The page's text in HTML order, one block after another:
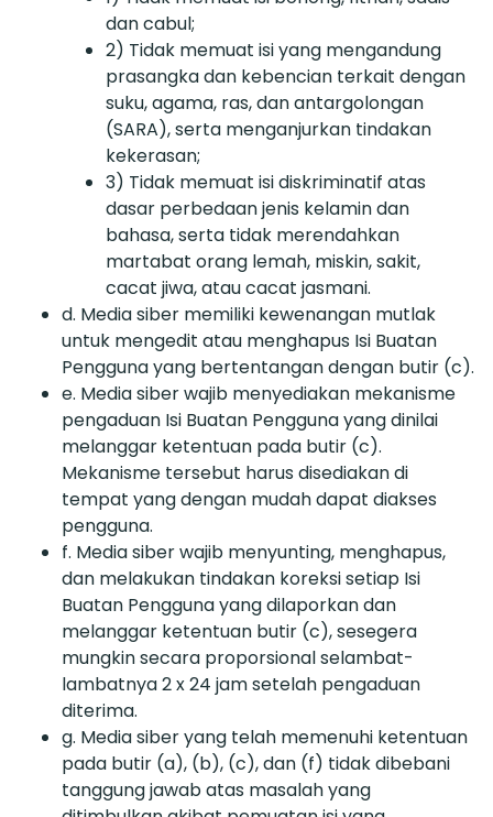
dan cabul;
2) Tidak memuat isi yang mengandung
prasangka dan kebencian terkait dengan
suku, agama, ras, dan antargolongan
(SARA), serta menganjurkan tindakan
kekerasan;
3) Tidak memuat isi diskriminatif atas
dasar perbedaan jenis kelamin dan
bahasa, serta tidak merendahkan
martabat orang lemah, miskin, sakit,
cacat jiwa, atau cacat jasmani.
d. Media siber memiliki kewenangan mutlak
untuk mengedit atau menghapus Isi Buatan
Pengguna yang bertentangan dengan butir (c).
e. Media siber wajib menyediakan mekanisme
pengaduan Isi Buatan Pengguna yang dinilai
melanggar ketentuan pada butir (c).
Mekanisme tersebut harus disediakan di
tempat yang dengan mudah dapat diakses
pengguna.
f. Media siber wajib menyunting, menghapus,
dan melakukan tindakan koreksi setiap Isi
Buatan Pengguna yang dilaporkan dan
melanggar ketentuan butir (c), sesegera
mungkin secara proporsional selambat-
lambatnya 2 x 24 jam setelah pengaduan
diterima.
g. Media siber yang telah memenuhi ketentuan
pada butir (a), (b), (c), dan (f) tidak dibebani
tanggung jawab atas masalah yang